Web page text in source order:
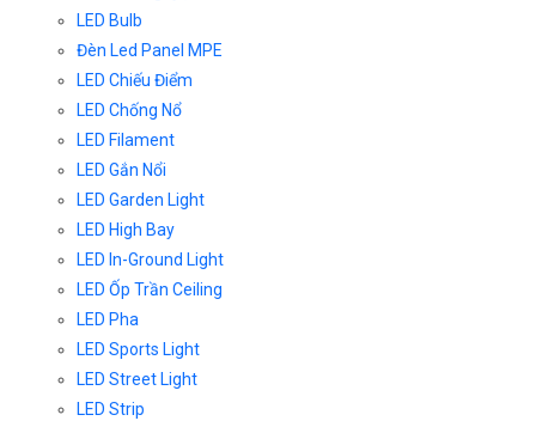
LED Bulb
Đèn Led Panel MPE
LED Chiếu Điểm
LED Chống Nổ
LED Filament
LED Gắn Nổi
LED Garden Light
LED High Bay
LED In-Ground Light
LED Ốp Trần Ceiling
LED Pha
LED Sports Light
LED Street Light
LED Strip